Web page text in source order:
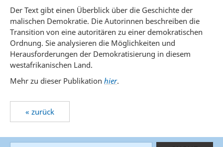
Der Text gibt einen Überblick über die Geschichte der
malischen Demokratie. Die Autorinnen beschreiben die
Transition von eine autoritären zu einer demokratischen
Ordnung. Sie analysieren die Möglichkeiten und
Herausforderungen der Demokratisierung in diesem
westafrikanischen Land.
Mehr zu dieser Publikation hier.
« zurück